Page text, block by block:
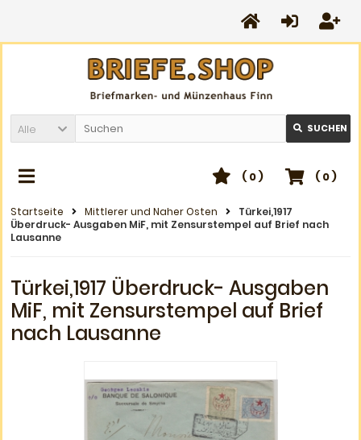
Alle SUCHEN
( 0)
( 0)
Startseite Mittlerer und Naher Osten
Türkei,1917
Überdruck- Ausgaben MiF, mit Zensurstempel auf Brief nach
Lausanne
Türkei,1917 Überdruck- Ausgaben
MiF, mit Zensurstempel auf Brief
nach Lausanne